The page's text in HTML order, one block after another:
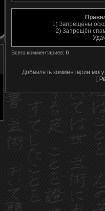
1) Запрещены
2) Запрещён
Всего комментариев: 0
Добавлять комментарии
[